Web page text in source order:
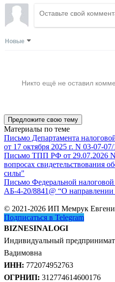
Новые
Никто ещё не оставил
Предложите свою тему
Материалы по теме
Письмо Департамента
от 17 октября 2025 г. N 03-07-
Письмо ТПП РФ от 29.07.2026
вопросах свидетельствования
силы"
Письмо Федеральной
АБ-4-20/8841@ “О
© 2021-2026 ИП Мемрук
Подписаться в Telegram
BIZNESINALOGI
Индивидуальный
Вадимовна
ИНН: 772074952763
ОГРНИП: 312774614600176